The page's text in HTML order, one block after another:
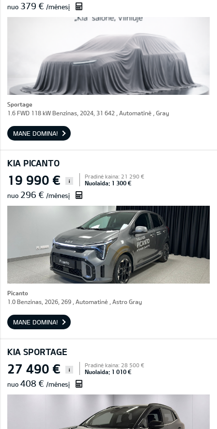
nuo 379 € /mėnesį
Sportage
1.6 FWD 118 kW Benzinas, 2024, 31 642 , Automatinė , Gray
MANE DOMINA!
KIA PICANTO
19 990 € i
Pradinė kaina: 21 290 €
Nuolaida: 1 300 €
nuo 296 € /mėnesį
Picanto
1.0 Benzinas, 2026, 269 , Automatinė , Astro Gray
MANE DOMINA!
KIA SPORTAGE
27 490 € i
Pradinė kaina: 28 500 €
Nuolaida: 1 010 €
nuo 408 € /mėnesį